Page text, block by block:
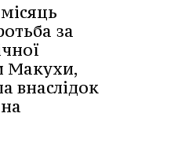
за
Макухи,
внаслідок